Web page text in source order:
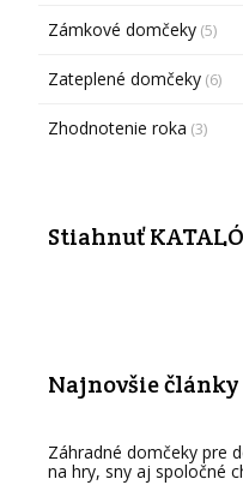
Zámkové domčeky (5)
Zateplené domčeky (6)
Zhodnotenie roka (3)
Stiahnuť
Najnovšie články
Záhradné domčeky pre
na hry, sny aj spoločné